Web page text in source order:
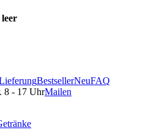
BestsellerNeuFAQ
8 - 17 UhrMailen